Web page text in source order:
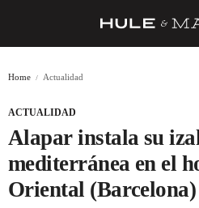
BARRAS Y ESTRELLAS
DÓNDE COMER
Home Actualidad
ACTUALIDAD
Alapar instala su
mediterránea en el
Oriental (Barcelona)